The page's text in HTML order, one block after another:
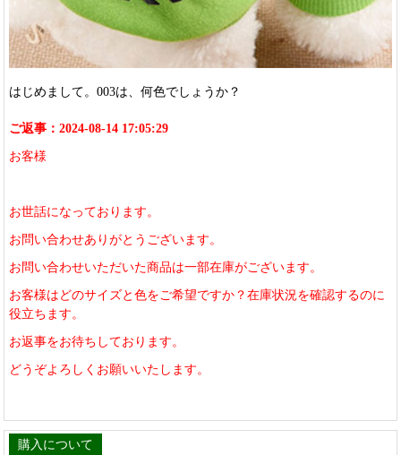
はじめまして。003は、何色でしょうか？
ご返事：2024-08-14 17:05:29
お客様
お世話になっております。
お問い合わせありがとうございます。
お問い合わせいただいた商品は一部在庫がございます。
お客様はどのサイズと色をご希望ですか？在庫状況を確認するのに
役立ちます。
お返事をお待ちしております。
どうぞよろしくお願いいたします。
購入について